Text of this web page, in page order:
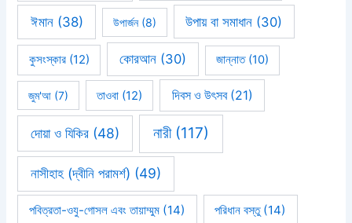
ঈমান(38) উপার্জন(8) উপায় বা সমাধান (30)
কুসংস্কার(12) কোরআন (30) জান্নাত(10)
জুম'আ (7) তাওবা (12) দিবস ও উৎসব(21)
দোয়া ও যিকির (48) নারী(117)
নাসীহাহ (দ্বীনি পরামর্শ) (49)
পবিত্রতা-ওযু-গোসল এবং তায়াম্মুম (14) পরিধান বস্তু(14)